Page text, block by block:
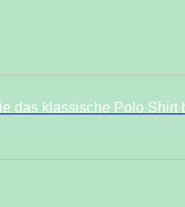
das klassische Polo Shirt